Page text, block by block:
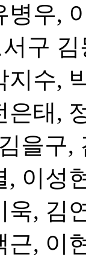
병우,
구 김
지수,
은태,
을구,
, 이성
욱, 김
근, 이